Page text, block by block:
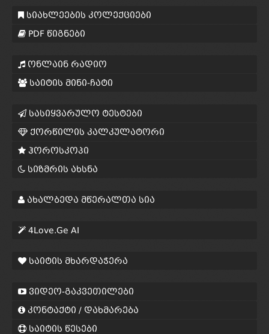
სიახლეების კოლექციები
PDF წიგნები
ონლაინ რადიო
საიტის მინი-ჩატი
სასიყვარულო ტესტები
ქორწილის კალკულატორი
ჰოროსკოპი
სიზმრის ახსნა
ახალბედა მწერალთა სია
4Love.Ge AI
საიტის მხარდაჭერა
ვიდეო-გაკვეთილები
კონტაქტი / დახმარება
საიტის წესები